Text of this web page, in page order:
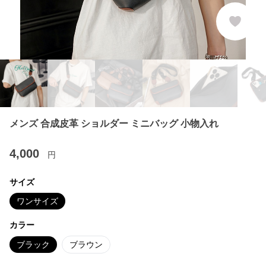
メンズ 合成皮革 ショルダー ミニバッグ 小物入れ
4,000 円
サイズ
ワンサイズ
カラー
ブラック ブラウン